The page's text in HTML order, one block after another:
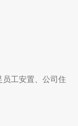
工安置、公司住